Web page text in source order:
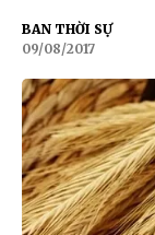
BAN THỜI SỰ
09/08/2017